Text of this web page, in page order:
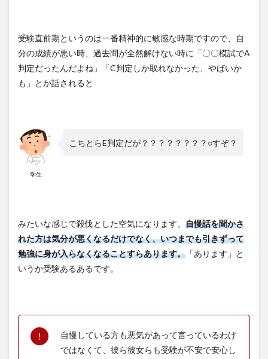
受験直前期というのは一番精神的に敏感な時期ですので、自
分の成績が悪い時、過去問が全然解けない時に「〇〇模試でA
判定だったんだよね」「C判定しか取れなかった、やばいか
も」とか話されると
学生
こちとらE判定だが？？？？？？？？○すぞ？
みたいな感じで殺伐とした空気になります。 自慢話を聞かさ
れた方は気分が悪くなるだけでなく、いつまでも引きずって
勉強に身が入らなくなることすらあります。 「あります」と
いうか受験あるあるです。
自慢している方も悪気があって言っているわけ
ではなくて、彼ら彼女らも受験が不安で安心し